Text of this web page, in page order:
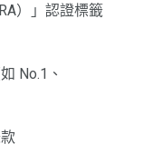
）」認證標籤
No.1、